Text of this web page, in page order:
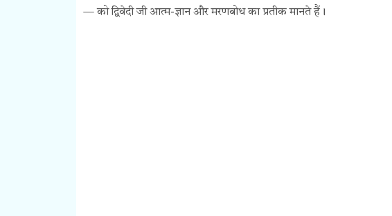
— को द्विवेदी जी आत्म-ज्ञान और मरणबोध का प्रतीक मानते हैं।